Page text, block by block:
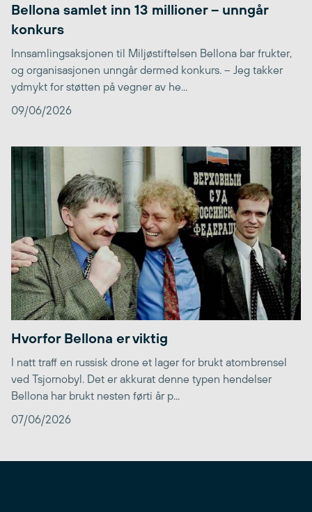
Bellona samlet inn 13 millioner – unngår
konkurs
Innsamlingsaksjonen til Miljøstiftelsen Bellona bar frukter,
og organisasjonen unngår dermed konkurs. – Jeg takker
ydmykt for støtten på vegner av he...
09/06/2026
Hvorfor Bellona er viktig
I natt traff en russisk drone et lager for brukt atombrensel
ved Tsjornobyl. Det er akkurat denne typen hendelser
Bellona har brukt nesten førti år p...
07/06/2026